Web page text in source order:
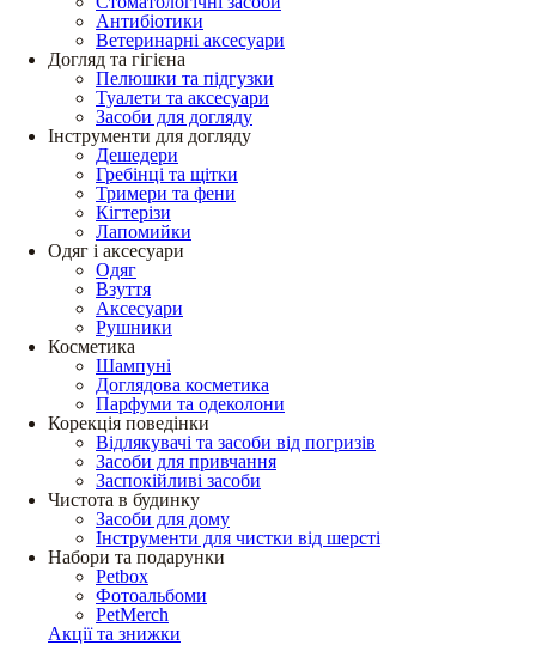
Антибіотики
Ветеринарні аксесуари
Догляд та гігієна
Пелюшки та підгузки
Туалети та аксесуари
Засоби для догляду
Інструменти для догляду
Дешедери
Гребінці та щітки
Тримери та фени
Кігтерізи
Лапомийки
Одяг і аксесуари
Одяг
Взуття
Аксесуари
Рушники
Косметика
Шампуні
Доглядова косметика
Парфуми та одеколони
Корекція поведінки
Відлякувачі та засоби від погризів
Засоби для привчання
Заспокійливі засоби
Чистота в будинку
Засоби для дому
Інструменти для чистки від шерсті
Набори та подарунки
Petbox
Фотоальбоми
PetMerch
Акції та знижки